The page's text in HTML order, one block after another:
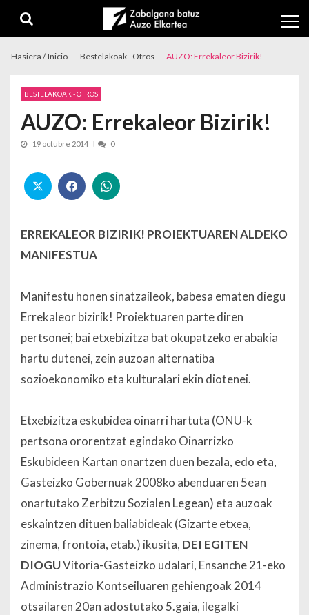
Hasiera / Inicio Bestelakoak - Otros AUZO: Errekaleor Bizirik!
BESTELAKOAK - OTROS
AUZO: Errekaleor Bizirik!
19 octubre 2014 0
ERREKALEOR BIZIRIK! PROIEKTUAREN ALDEKO
MANIFESTUA
Manifestu honen sinatzaileok, babesa ematen diegu
Errekaleor bizirik! Proiektuaren parte diren
pertsonei; bai etxebizitza bat okupatzeko erabakia
hartu dutenei, zein auzoan alternatiba
sozioekonomiko eta kulturalari ekin diotenei.
Etxebizitza eskubidea oinarri hartuta (ONU-k
pertsona ororentzat egindako Oinarrizko
Eskubideen Kartan onartzen duen bezala, edo eta,
Gasteizko Gobernuak 2008ko abenduaren 5ean
onartutako Zerbitzu Sozialen Legean) eta auzoak
eskaintzen dituen baliabideak (Gizarte etxea,
zinema, frontoia, etab.) ikusita, DEI EGITEN
DIOGUVitoria-Gasteizko udalari, Ensanche 21-eko
Administrazio Kontseiluaren gehiengoak 2014
otsailaren 20an adostutako 5.gaia, ilegalki